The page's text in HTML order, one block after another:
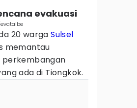
evakuasi
20 wargaSulsel
memantau
perkembangan
ada di Tiongkok.